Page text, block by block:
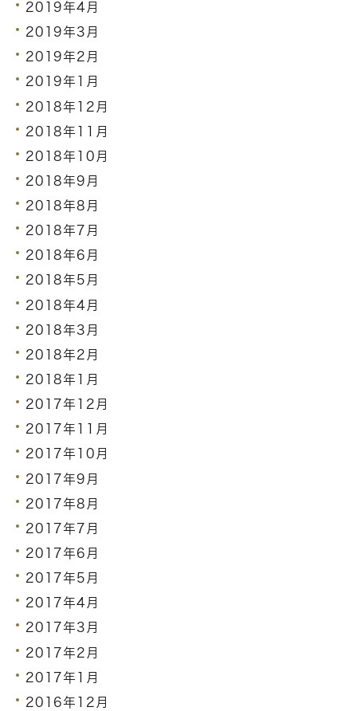
2019年4月
2019年3月
2019年2月
2019年1月
2018年12月
2018年11月
2018年10月
2018年9月
2018年8月
2018年7月
2018年6月
2018年5月
2018年4月
2018年3月
2018年2月
2018年1月
2017年12月
2017年11月
2017年10月
2017年9月
2017年8月
2017年7月
2017年6月
2017年5月
2017年4月
2017年3月
2017年2月
2017年1月
2016年12月